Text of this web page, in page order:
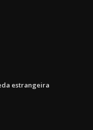
estrangeira